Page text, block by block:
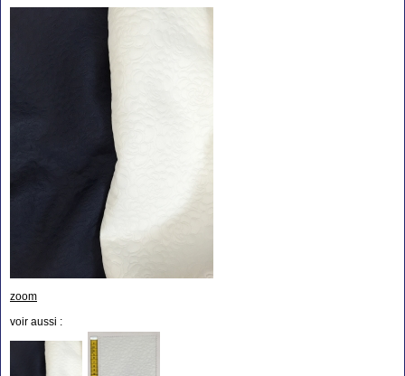
zoom
voir aussi :